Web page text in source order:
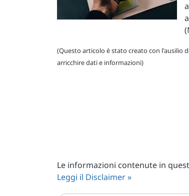
(Questo articolo è stato creato con l'ausilio
arricchire dati e informazioni)
Le informazioni contenute in
Leggi il Disclaimer »